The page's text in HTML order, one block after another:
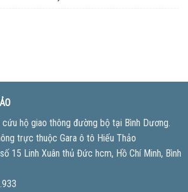
hộ giao thông đường bộ tại Bình Dương.
trực thuộc Gara ô tô Hiếu Thảo
15 Linh Xuân thủ Đức hcm, Hồ Chí Minh, Bình